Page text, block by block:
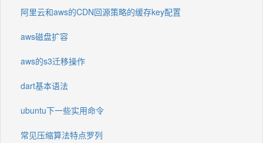
阿里云和aws的CDN回源策略的缓存key配置
aws磁盘扩容
aws的s3迁移操作
dart基本语法
ubuntu下一些实用命令
常见压缩算法特点罗列